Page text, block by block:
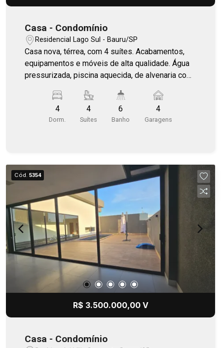
Casa - Condomínio
Residencial Lago Sul - Bauru/SP
Casa nova, térrea, com 4 suítes. Acabamentos,
equipamentos e móveis de alta qualidade. Água
pressurizada, piscina aquecida, de alvenaria com
central, janelas integradas, automatizadas com
motores `somfy`. Sistema de irrigação
automatizado, caixas acústicas JBL na área
cervejeira, infra para alarme, porta de entrada com
fechadura ` Yale `. Completa em marcenaria,
móveis Martinelli. Projeto arquitetônico Artemis
Fontana. Lazer completo no condomínio.
4
Dorm.
4
Suítes
6
Banho
4
Garagens
Cód. 5354
R$ 3.500.000,00 V
Casa - Condomínio